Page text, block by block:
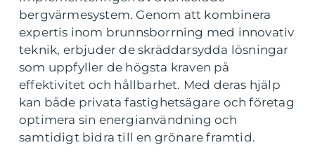
bergvärmesystem. Genom att kombinera
expertis inom brunnsborrning med innovativ
teknik, erbjuder de skräddarsydda lösningar
som uppfyller de högsta kraven på
effektivitet och hållbarhet. Med deras hjälp
kan både privata fastighetsägare och företag
optimera sin energianvändning och
samtidigt bidra till en grönare framtid.